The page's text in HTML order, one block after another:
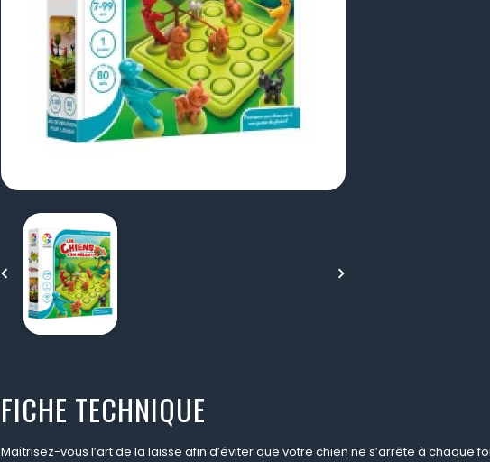
 
FICHE TECHNIQUE
Maîtrisez-vous l’art de la laisse afin d’éviter que votre chien ne s’arrête à chaque